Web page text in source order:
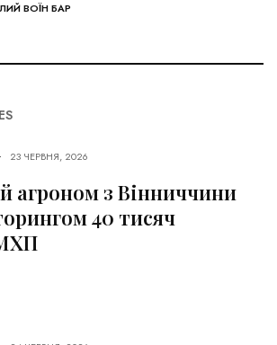
ВОЇН БАР
23 ЧЕРВНЯ, 2026
агроном з Вінниччини
40 тисяч